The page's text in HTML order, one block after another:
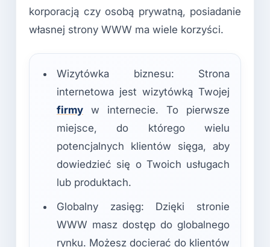
korporacją czy osobą prywatną, posiadanie
własnej strony WWW ma wiele korzyści.
Wizytówka biznesu: Strona
internetowa jest wizytówką Twojej
firmy w internecie. To pierwsze
miejsce, do którego wielu
potencjalnych klientów sięga, aby
dowiedzieć się o Twoich usługach
lub produktach.
Globalny zasięg: Dzięki stronie
WWW masz dostęp do globalnego
rynku. Możesz docierać do klientów